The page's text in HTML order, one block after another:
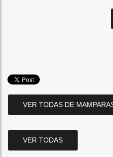
VER TODAS DE
VER TODAS